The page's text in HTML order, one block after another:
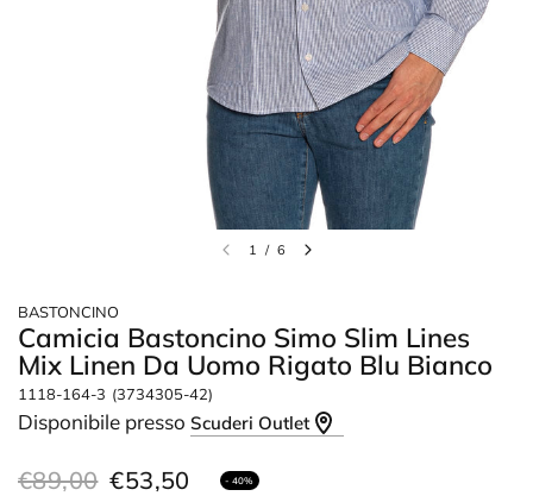
1 / 6
BASTONCINO
Camicia Bastoncino Simo Slim Lines
Mix Linen Da Uomo Rigato Blu Bianco
1118-164-3 (3734305-42)
Disponibile pressoScuderi Outlet
€89,00 €53,50 - 40%